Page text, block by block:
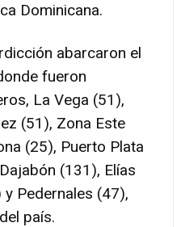
Dominicana.
abarcaron el
fueron
La Vega (51),
(51), Zona Este
(25), Puerto Plata
(131), Elías
Pedernales (47),
país.